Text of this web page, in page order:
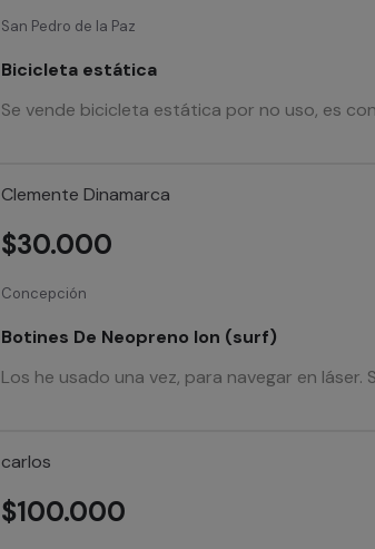
San Pedro de la Paz
Bicicleta estática
Se vende bicicleta estática por no uso, es
Clemente Dinamarca
Concepción
Botines De Neopreno Ion (surf)
Los he usado una vez, para navegar en láser.
$30.000
carlos
$100.000